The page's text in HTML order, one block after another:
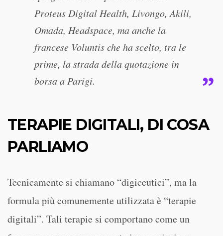
Proteus Digital Health, Livongo, Akili,
Omada, Headspace, ma anche la
francese Voluntis che ha scelto, tra le
prime, la strada della quotazione in
borsa a Parigi.
TERAPIE DIGITALI, DI COSA
PARLIAMO
Tecnicamente si chiamano “digiceutici”, ma la
formula più comunemente utilizzata è “terapie
digitali”. Tali terapie si comportano come un